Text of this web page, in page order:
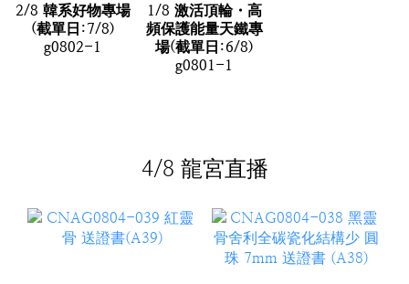
2/8 韓系好物專場
(截單日:7/8)
g0802-1
1/8 激活頂輪・高
頻保護能量天鐵專
場(截單日:6/8)
g0801-1
4/8 龍宮直播